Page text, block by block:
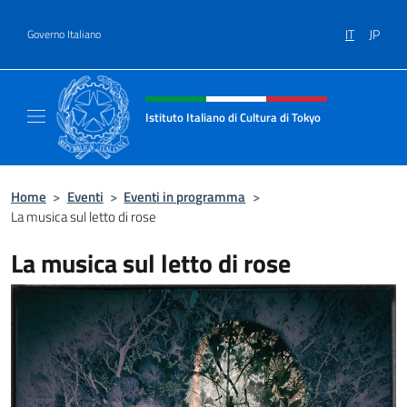
Governo Italiano IT JP
Intestazione sito, social e menù
Istituto Italiano di Cultura di Tokyo
Home > Eventi > Eventi in programma >
La musica sul letto di rose
La musica sul letto di rose